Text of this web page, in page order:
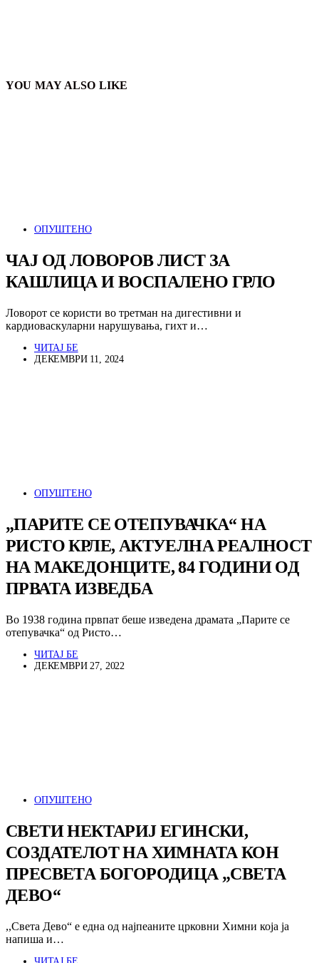
YOU MAY ALSO LIKE
ОПУШТЕНО
ЧАЈ ОД ЛОВОРОВ ЛИСТ ЗА
КАШЛИЦА И ВОСПАЛЕНО ГРЛО
Ловорот се користи во третман на дигестивни и
кардиоваскуларни нарушувања, гихт и…
ЧИТАЈ БЕ
ДЕКЕМВРИ 11, 2024
ОПУШТЕНО
„ПАРИТЕ СЕ ОТЕПУВАЧКА“ НА
РИСТО КРЛЕ, АКТУЕЛНА РЕАЛНОСТ
НА МАКЕДОНЦИТЕ, 84 ГОДИНИ ОД
ПРВАТА ИЗВЕДБА
Во 1938 година првпат беше изведена драмата „Парите се
отепувачка“ од Ристо…
ЧИТАЈ БЕ
ДЕКЕМВРИ 27, 2022
ОПУШТЕНО
СВЕТИ НЕКТАРИЈ ЕГИНСКИ,
СОЗДАТЕЛОТ НА ХИМНАТА КОН
ПРЕСВЕТА БОГОРОДИЦА „СВЕТА
ДЕВО“
,,Света Дево“ е една од најпеаните црковни Химни која ја
напиша и…